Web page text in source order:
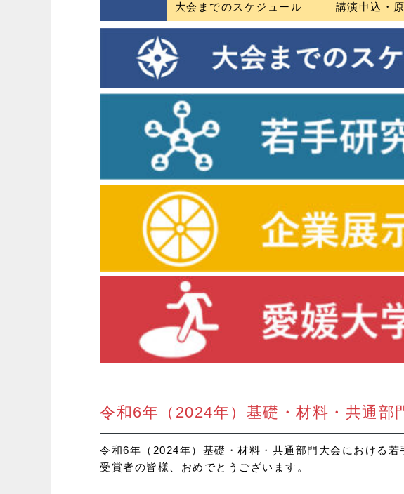
大会までのスケジュール 講演申込・
令和6年（2024年）基礎・材料・共通
令和6年（2024年）基礎・材料・共通部門大会における
受賞者の皆様、おめでとうございます。